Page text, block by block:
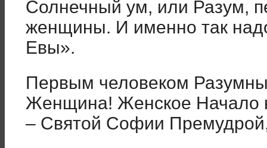
Солнечный ум, или Разум,
женщины. И именно так
Евы».
Первым человеком
Женщина! Женское Начало
– Святой Софии